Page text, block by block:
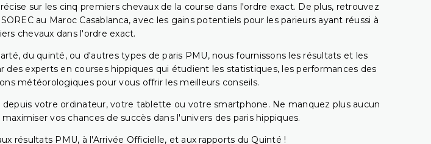
sur les cinq premiers chevaux de la course dans l'ordre exact. De plus, retrouvez
au Maroc Casablanca, avec les gains potentiels pour les parieurs ayant réussi à
chevaux dans l'ordre exact.
du quinté, ou d'autres types de paris PMU, nous fournissons les résultats et les
experts en courses hippiques qui étudient les statistiques, les performances des
météorologiques pour vous offrir les meilleurs conseils.
votre ordinateur, votre tablette ou votre smartphone. Ne manquez plus aucun
vos chances de succès dans l'univers des paris hippiques.
résultats PMU, à l'Arrivée Officielle, et aux rapports du Quinté !